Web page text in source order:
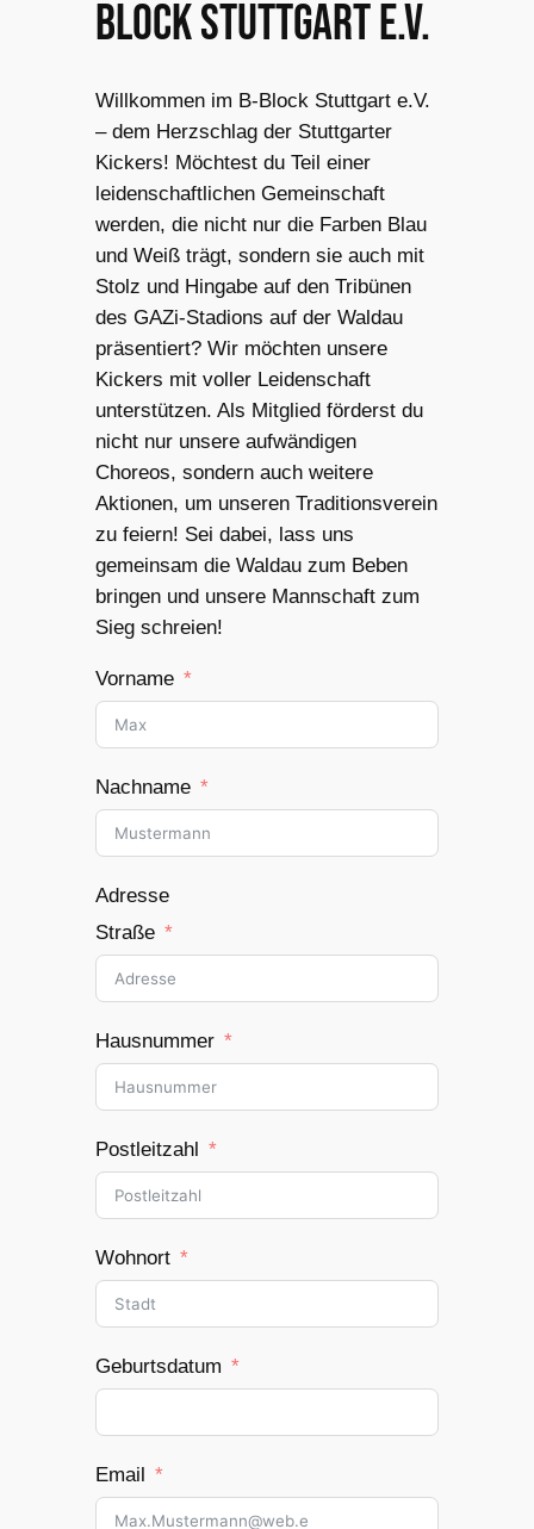
Block Stuttgart e.V.
Willkommen im B-Block Stuttgart e.V.
– dem Herzschlag der Stuttgarter
Kickers! Möchtest du Teil einer
leidenschaftlichen Gemeinschaft
werden, die nicht nur die Farben Blau
und Weiß trägt, sondern sie auch mit
Stolz und Hingabe auf den Tribünen
des GAZi-Stadions auf der Waldau
präsentiert? Wir möchten unsere
Kickers mit voller Leidenschaft
unterstützen. Als Mitglied förderst du
nicht nur unsere aufwändigen
Choreos, sondern auch weitere
Aktionen, um unseren Traditionsverein
zu feiern! Sei dabei, lass uns
gemeinsam die Waldau zum Beben
bringen und unsere Mannschaft zum
Sieg schreien!
Vorname
Nachname
Adresse
Straße
Hausnummer
Postleitzahl
Wohnort
Geburtsdatum
Email